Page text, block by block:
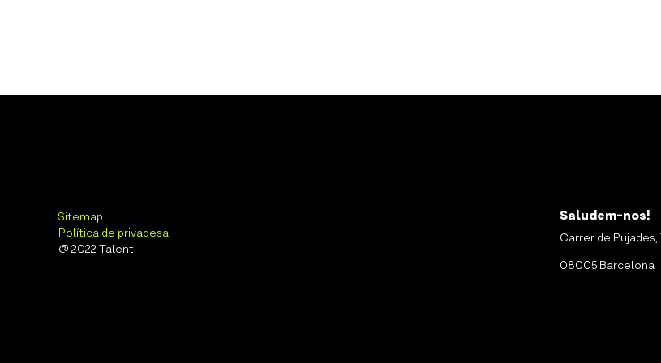
Sitemap
Política de privadesa
@ 2022 Talent
Saludem-nos!
Carrer de Pujades,
08005 Barcelona